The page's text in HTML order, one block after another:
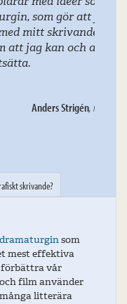
gör att jag
få
och att det
Strigén, revisor, Hyssna
skrivande?
dramaturginsom
mest effektiva
vår
film använder
litterära